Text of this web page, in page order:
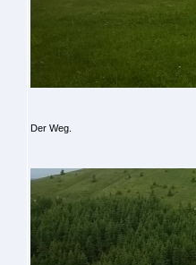
Der Weg.